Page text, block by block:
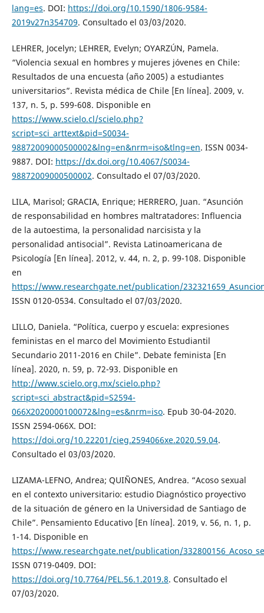
lang=es. DOI: https://doi.org/10.1590/1806-9584-
2019v27n354709. Consultado el 03/03/2020.
LEHRER, Jocelyn; LEHRER, Evelyn; OYARZÚN, Pamela.
“Violencia sexual en hombres y mujeres jóvenes en Chile:
Resultados de una encuesta (año 2005) a estudiantes
universitarios”. Revista médica de Chile [En línea]. 2009, v.
137, n. 5, p. 599-608. Disponible en
https://www.scielo.cl/scielo.php?
script=sci_arttext&pid=S0034-
98872009000500002&lng=en&nrm=iso&tlng=en. ISSN 0034-
9887. DOI: https://dx.doi.org/10.4067/S0034-
98872009000500002. Consultado el 07/03/2020.
LILA, Marisol; GRACIA, Enrique; HERRERO, Juan. “Asunción
de responsabilidad en hombres maltratadores: Influencia
de la autoestima, la personalidad narcisista y la
personalidad antisocial”. Revista Latinoamericana de
Psicología [En línea]. 2012, v. 44, n. 2, p. 99-108. Disponible
en
https://www.researchgate.net/publication/
ISSN 0120-0534. Consultado el 07/03/2020.
LILLO, Daniela. “Política, cuerpo y escuela: expresiones
feministas en el marco del Movimiento Estudiantil
Secundario 2011-2016 en Chile”. Debate feminista [En
línea]. 2020, n. 59, p. 72-93. Disponible en
http://www.scielo.org.mx/scielo.php?
script=sci_abstract&pid=S2594-
066X2020000100072&lng=es&nrm=iso. Epub 30-04-2020.
ISSN 2594-066X. DOI:
https://doi.org/10.22201/cieg.2594066xe.2020.59.04.
Consultado el 03/03/2020.
LIZAMA-LEFNO, Andrea; QUIÑONES, Andrea. “Acoso sexual
en el contexto universitario: estudio Diagnóstico proyectivo
de la situación de género en la Universidad de Santiago de
Chile”. Pensamiento Educativo [En línea]. 2019, v. 56, n. 1, p.
1-14. Disponible en
https://www.researchgate.net/publication/
ISSN 0719-0409. DOI:
https://doi.org/10.7764/PEL.56.1.2019.8. Consultado el
07/03/2020.